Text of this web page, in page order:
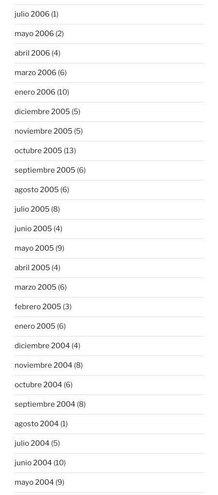
julio 2006 (1)
mayo 2006 (2)
abril 2006 (4)
marzo 2006 (6)
enero 2006 (10)
diciembre 2005 (5)
noviembre 2005 (5)
octubre 2005 (13)
septiembre 2005 (6)
agosto 2005 (6)
julio 2005 (8)
junio 2005 (4)
mayo 2005 (9)
abril 2005 (4)
marzo 2005 (6)
febrero 2005 (3)
enero 2005 (6)
diciembre 2004 (4)
noviembre 2004 (8)
octubre 2004 (6)
septiembre 2004 (8)
agosto 2004 (1)
julio 2004 (5)
junio 2004 (10)
mayo 2004 (9)